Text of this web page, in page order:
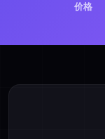
价格